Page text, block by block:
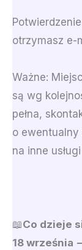
otrzymasz e-
Ważne:
są wg
pełna,
o
na inne
📖Co dzieje
18 września